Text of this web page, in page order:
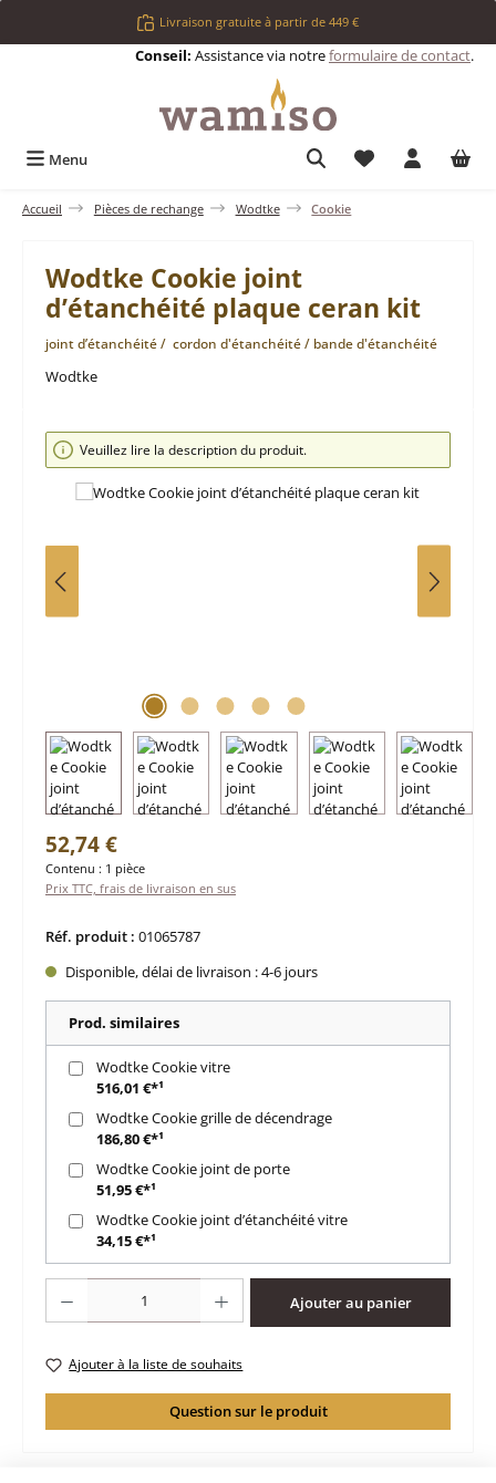
Passer au contenu principalLivraison gratuite à partir de 449 €
Conseil: Assistance via notreformulaire de contact.
Menu Vous avez 0
Accueil Pièces de rechange Wodtke Cookie
Wodtke Cookie joint
d’étanchéité plaque ceran kit
joint d’étanchéité / cordon d'étanchéité / bande d'étanchéité
Wodtke
Ignorer la galerie d'images
Veuillez lire la description du produit.
Prix régulier :
52,74 €
Contenu : 1 pièce
Prix TTC, frais de livraison en sus
Réf. produit : 01065787
Disponible, délai de livraison : 4-6 jours
Prod. similaires
Wodtke Cookie vitre
516,01 €*¹
Wodtke Cookie grille de décendrage
186,80 €*¹
Wodtke Cookie joint de porte
51,95 €*¹
Wodtke Cookie joint d’étanchéité vitre
34,15 €*¹
Ajouter au panier
Ajouter à la liste de souhaits
Question sur le produit